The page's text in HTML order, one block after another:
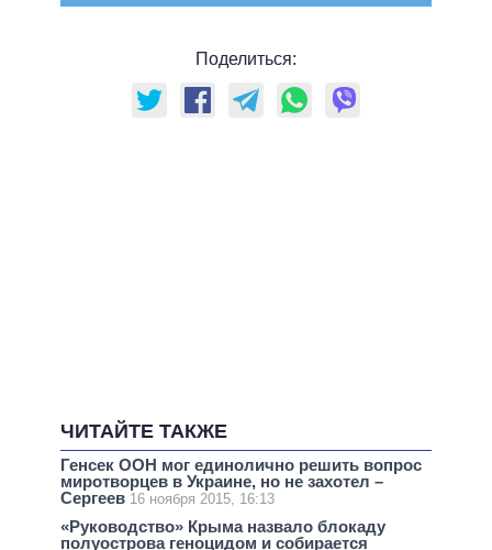
Поделиться:
ЧИТАЙТЕ ТАКЖЕ
Генсек ООН мог единолично решить вопрос
миротворцев в Украине, но не захотел –
Сергеев 16 ноября 2015, 16:13
«Руководство» Крыма назвало блокаду
полуострова геноцидом и собирается